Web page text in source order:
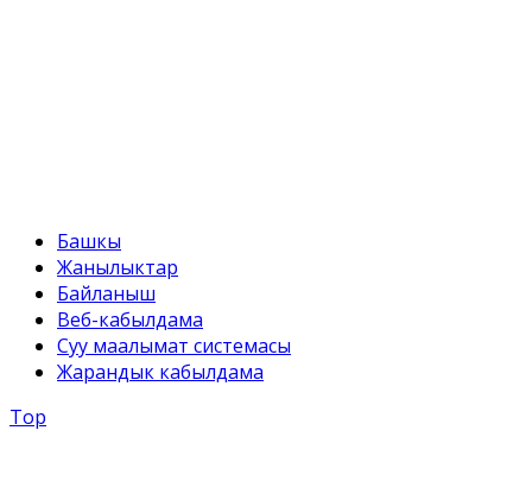
Башкы
Жанылыктар
Байланыш
Веб-кабылдама
Суу маалымат системасы
Жарандык кабылдама
Top